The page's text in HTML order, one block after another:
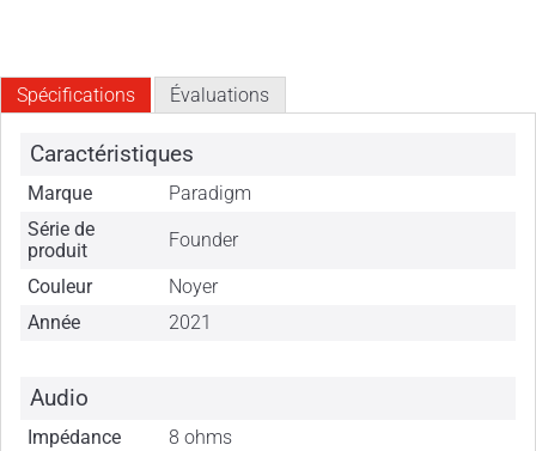
Spécifications Évaluations
Caractéristiques
Marque
Paradigm
Série de
produit
Founder
Couleur
Noyer
Année
2021
Audio
Impédance
8 ohms